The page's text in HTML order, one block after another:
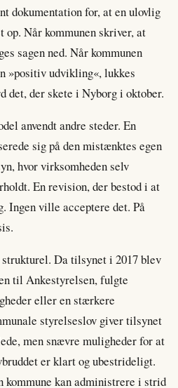
dokumentation for, at en ulovlig
Når kommunen skriver, at
sagen ned. Når kommunen
»positiv udvikling«, lukkes
det, der skete i Nyborg i oktober.
anvendt andre steder. En
sig på den mistænktes egen
hvor virksomheden selv
En revision, der bestod i at
Ingen ville acceptere det. På
Da tilsynet i 2017 blev
til Ankestyrelsen, fulgte
eller en stærkere
styrelseslov giver tilsynet
men snævre muligheder for at
er klart og ubestrideligt.
kommune kan administrere i strid